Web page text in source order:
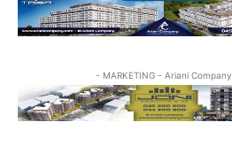
- MARKETING - Ariani Company